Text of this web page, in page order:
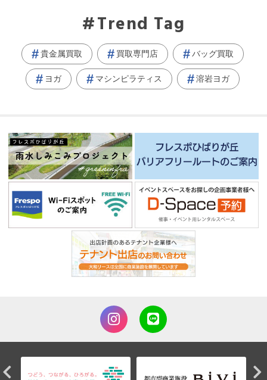
Trend Tag
貴金属買取 買取専門店 バッグ買取
ヨガ マシンピラティス 溶岩ヨガ